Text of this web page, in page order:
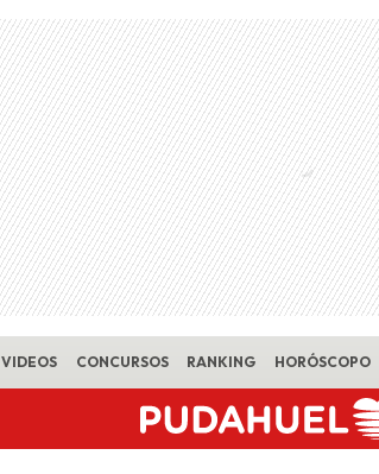
VIDEOS CONCURSOS RANKING HORÓSCOPO